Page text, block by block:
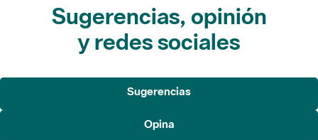
Sugerencias, opinión
y redes sociales
Sugerencias
Opina